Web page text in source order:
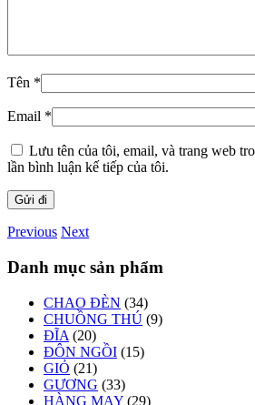
Tên *
Email *
Lưu tên của tôi, email, và trang web
lần bình luận kế tiếp của tôi.
Previous Next
Danh mục sản phẩm
CHAO ĐÈN (34)
CHUỒNG THÚ (9)
ĐĨA (20)
ĐÔN NGỒI (15)
GIỎ (21)
GƯƠNG (33)
HÀNG MAY (29)